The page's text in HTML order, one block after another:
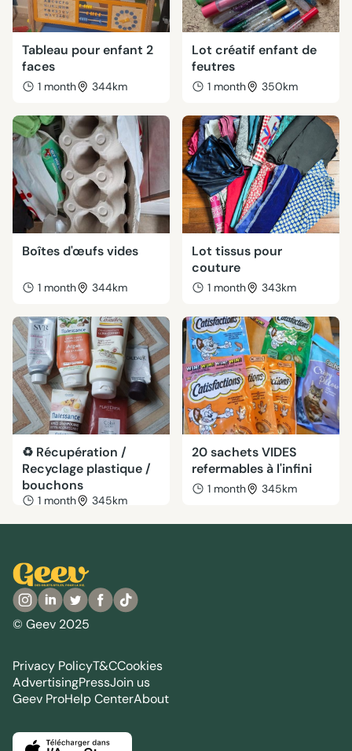
Tableau pour enfant 2
faces
1 month 344km
Lot créatif enfant de
feutres
1 month 350km
Boîtes d'œufs vides
1 month 344km
Lot tissus pour
couture
1 month 343km
♻️ Récupération /
Recyclage plastique /
bouchons
1 month 345km
20 sachets VIDES
refermables à l'infini
1 month 345km
© Geev 2025
Privacy PolicyT&CCookies
AdvertisingPressJoin us
Geev ProHelp CenterAbout